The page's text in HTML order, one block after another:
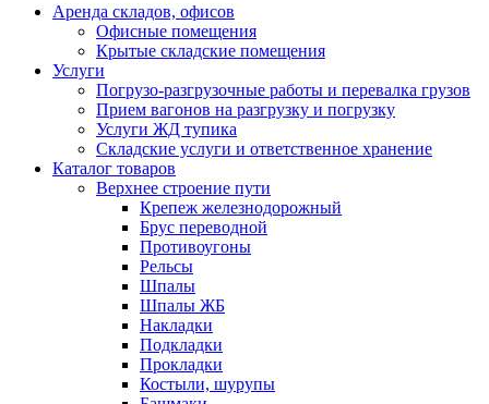
Аренда складов, офисов
Офисные помещения
Крытые складские помещения
Услуги
Погрузо-разгрузочные работы и перевалка грузов
Прием вагонов на разгрузку и погрузку
Услуги ЖД тупика
Складские услуги и ответственное хранение
Каталог товаров
Верхнее строение пути
Крепеж железнодорожный
Брус переводной
Противоугоны
Рельсы
Шпалы
Шпалы ЖБ
Накладки
Подкладки
Прокладки
Костыли, шурупы